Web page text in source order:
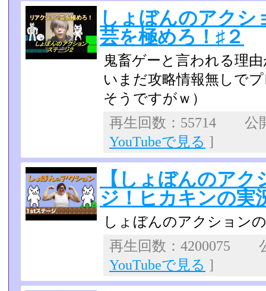
しょぼんのアク
芸を極めろ！♯２
鬼畜ゲーと言われる理
いまだ攻略情報無しで
そうですがｗ）
再生回数：55714 公
YouTubeで見る ]
【しょぼんのア
ジ！ヒカキンの実
しょぼんのアクション
再生回数：4200075
YouTubeで見る ]